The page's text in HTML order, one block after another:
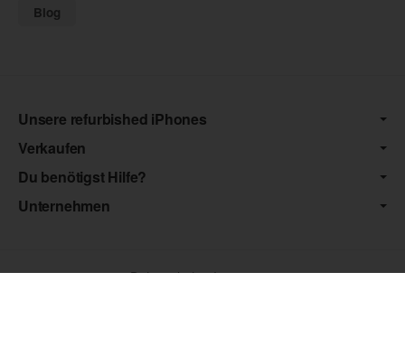
Blog
Unsere refurbished iPhones
Verkaufen
Du benötigst Hilfe?
Unternehmen
Datenschutz•Impressum